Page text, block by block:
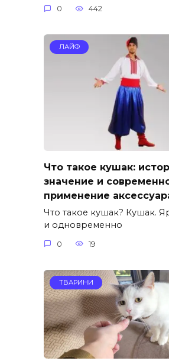
0 442
ЛАЙФ
Что такое кушак:
значение и
применение
Что такое кушак? Кушак.
и одновременно
0 19
ТВАРИНИ